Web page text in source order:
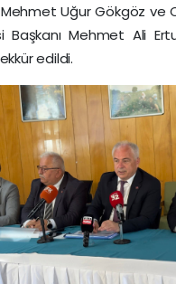
Uğur Gökgöz ve
Başkanı Mehmet Ali
edildi.